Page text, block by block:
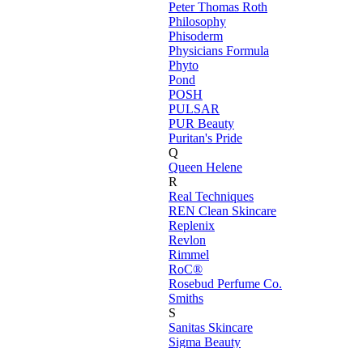
Peter Thomas Roth
Philosophy
Phisoderm
Physicians Formula
Phyto
Pond
POSH
PULSAR
PUR Beauty
Puritan's Pride
Q
Queen Helene
R
Real Techniques
REN Clean Skincare
Replenix
Revlon
Rimmel
RoC®
Rosebud Perfume Co.
Smiths
S
Sanitas Skincare
Sigma Beauty